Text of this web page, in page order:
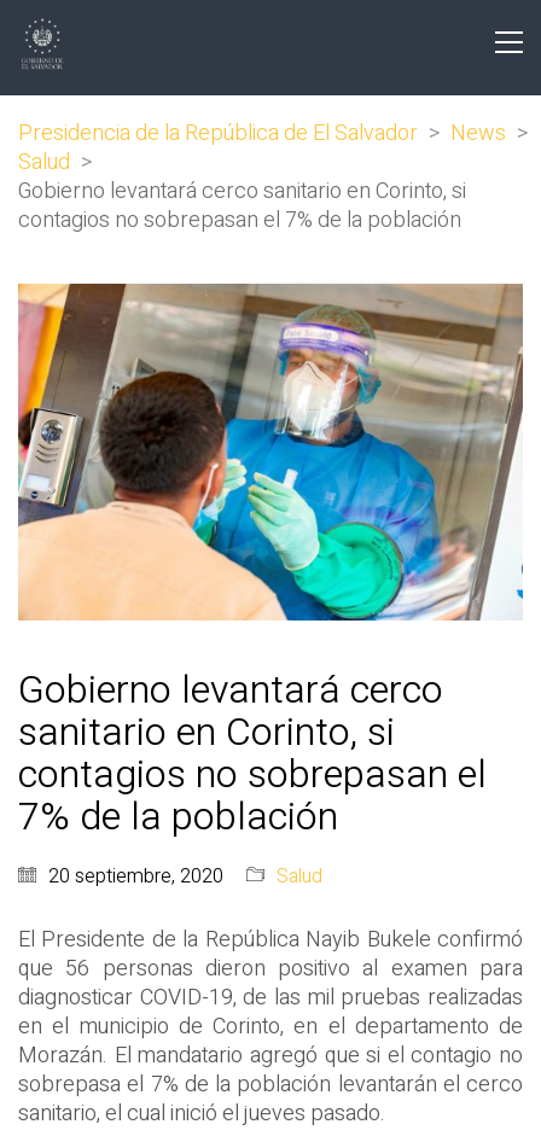
Presidencia de la República de El Salvador > News >
Salud >
Gobierno levantará cerco sanitario en Corinto, si
contagios no sobrepasan el 7% de la población
Gobierno levantará cerco
sanitario en Corinto, si
contagios no sobrepasan el
7% de la población
20 septiembre, 2020 Salud
El Presidente de la República Nayib Bukele confirmó
que 56 personas dieron positivo al examen para
diagnosticar COVID-19, de las mil pruebas realizadas
en el municipio de Corinto, en el departamento de
Morazán. El mandatario agregó que si el contagio no
sobrepasa el 7% de la población levantarán el cerco
sanitario, el cual inició el jueves pasado.